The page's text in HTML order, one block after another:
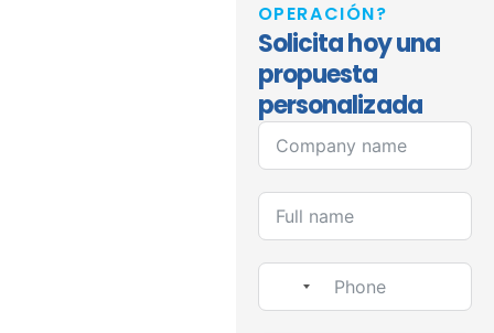
OPERACIÓN?
Solicita hoy una
propuesta
personalizada
No country selected